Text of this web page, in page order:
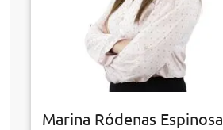
Marina Ródenas Espinosa